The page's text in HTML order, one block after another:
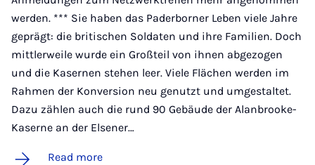
werden. *** Sie haben das Paderborner Leben viele Jahre
geprägt: die britischen Soldaten und ihre Familien. Doch
mittlerweile wurde ein Großteil von ihnen abgezogen
und die Kasernen stehen leer. Viele Flächen werden im
Rahmen der Konversion neu genutzt und umgestaltet.
Dazu zählen auch die rund 90 Gebäude der Alanbrooke-
Kaserne an der Elsener…
Read more